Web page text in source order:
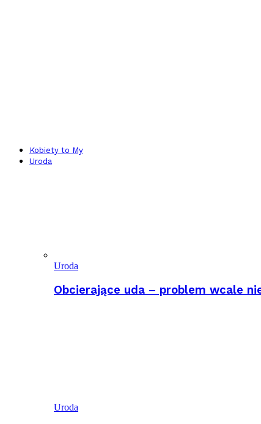
Kobiety to My
Uroda
Uroda
Obcierające uda – problem wcale
Uroda